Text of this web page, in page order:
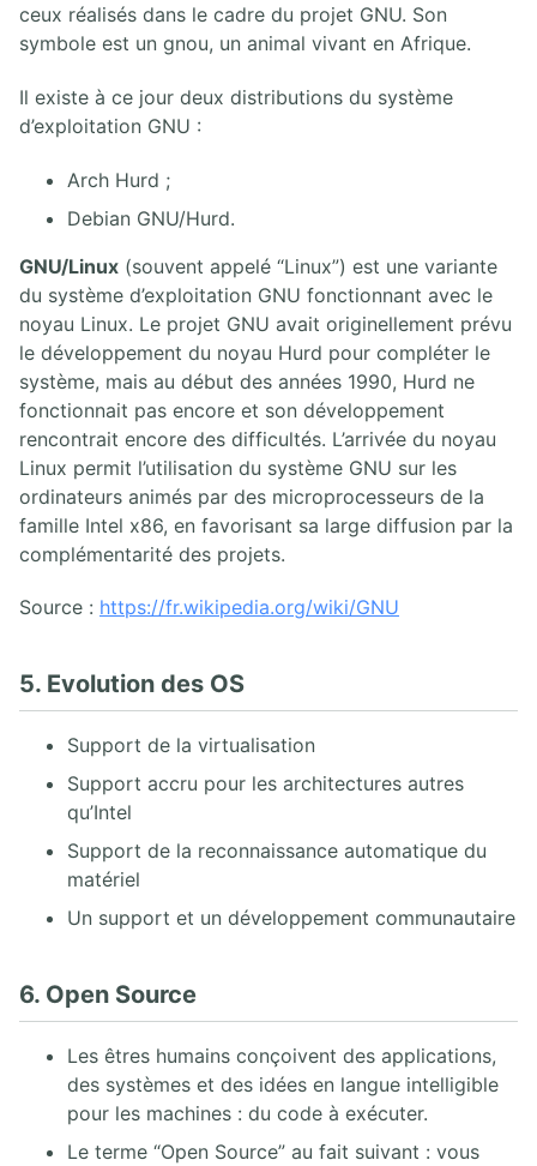
ceux réalisés dans le cadre du projet GNU. Son
symbole est un gnou, un animal vivant en Afrique.
Il existe à ce jour deux distributions du système
d’exploitation GNU :
Arch Hurd ;
Debian GNU/Hurd.
GNU/Linux (souvent appelé “Linux”) est une variante
du système d’exploitation GNU fonctionnant avec le
noyau Linux. Le projet GNU avait originellement prévu
le développement du noyau Hurd pour compléter le
système, mais au début des années 1990, Hurd ne
fonctionnait pas encore et son développement
rencontrait encore des difficultés. L’arrivée du noyau
Linux permit l’utilisation du système GNU sur les
ordinateurs animés par des microprocesseurs de la
famille Intel x86, en favorisant sa large diffusion par la
complémentarité des projets.
Source : https://fr.wikipedia.org/wiki/GNU
5. Evolution des OS
Support de la virtualisation
Support accru pour les architectures autres
qu’Intel
Support de la reconnaissance automatique du
matériel
Un support et un développement communautaire
6. Open Source
Les êtres humains conçoivent des applications,
des systèmes et des idées en langue intelligible
pour les machines : du code à exécuter.
Le terme “Open Source” au fait suivant : vous